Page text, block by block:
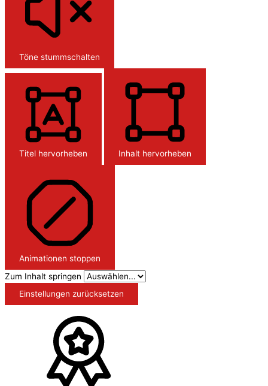
Töne stummschalten
Titel hervorheben Inhalt hervorheben
Animationen stoppen
Zum Inhalt springen
Einstellungen zurücksetzen